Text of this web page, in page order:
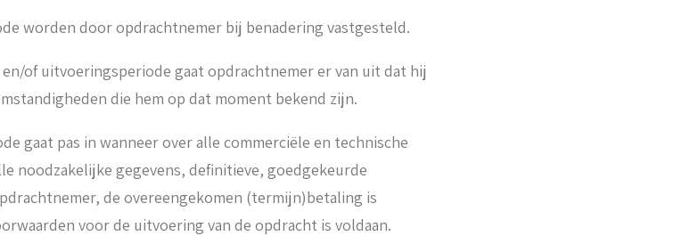
worden door opdrachtnemer bij benadering vastgesteld.
of uitvoeringsperiode gaat opdrachtnemer er van uit dat hij
die hem op dat moment bekend zijn.
gaat pas in wanneer over alle commerciële en technische
noodzakelijke gegevens, definitieve, goedgekeurde
de overeengekomen (termijn)betaling is
voor de uitvoering van de opdracht is voldaan.